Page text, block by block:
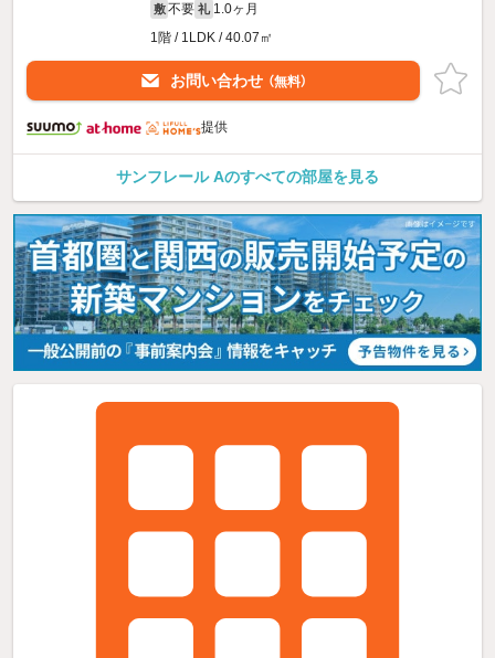
敷 不要 礼 1.0ヶ月
1階 / 1LDK / 40.07㎡
お問い合わせ （無料）
提供
サンフレール Aのすべての部屋を見る